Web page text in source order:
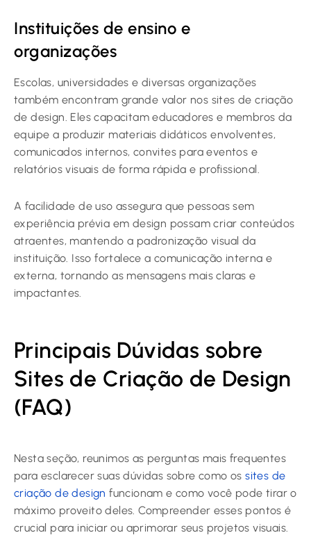
Instituições de ensino e
organizações
Escolas, universidades e diversas organizações
também encontram grande valor nos sites de criação
de design. Eles capacitam educadores e membros da
equipe a produzir materiais didáticos envolventes,
comunicados internos, convites para eventos e
relatórios visuais de forma rápida e profissional.
A facilidade de uso assegura que pessoas sem
experiência prévia em design possam criar conteúdos
atraentes, mantendo a padronização visual da
instituição. Isso fortalece a comunicação interna e
externa, tornando as mensagens mais claras e
impactantes.
Principais Dúvidas sobre
Sites de Criação de Design
(FAQ)
Nesta seção, reunimos as perguntas mais frequentes
para esclarecer suas dúvidas sobre como ossites de
criação de design funcionam e como você pode tirar o
máximo proveito deles. Compreender esses pontos é
crucial para iniciar ou aprimorar seus projetos visuais.